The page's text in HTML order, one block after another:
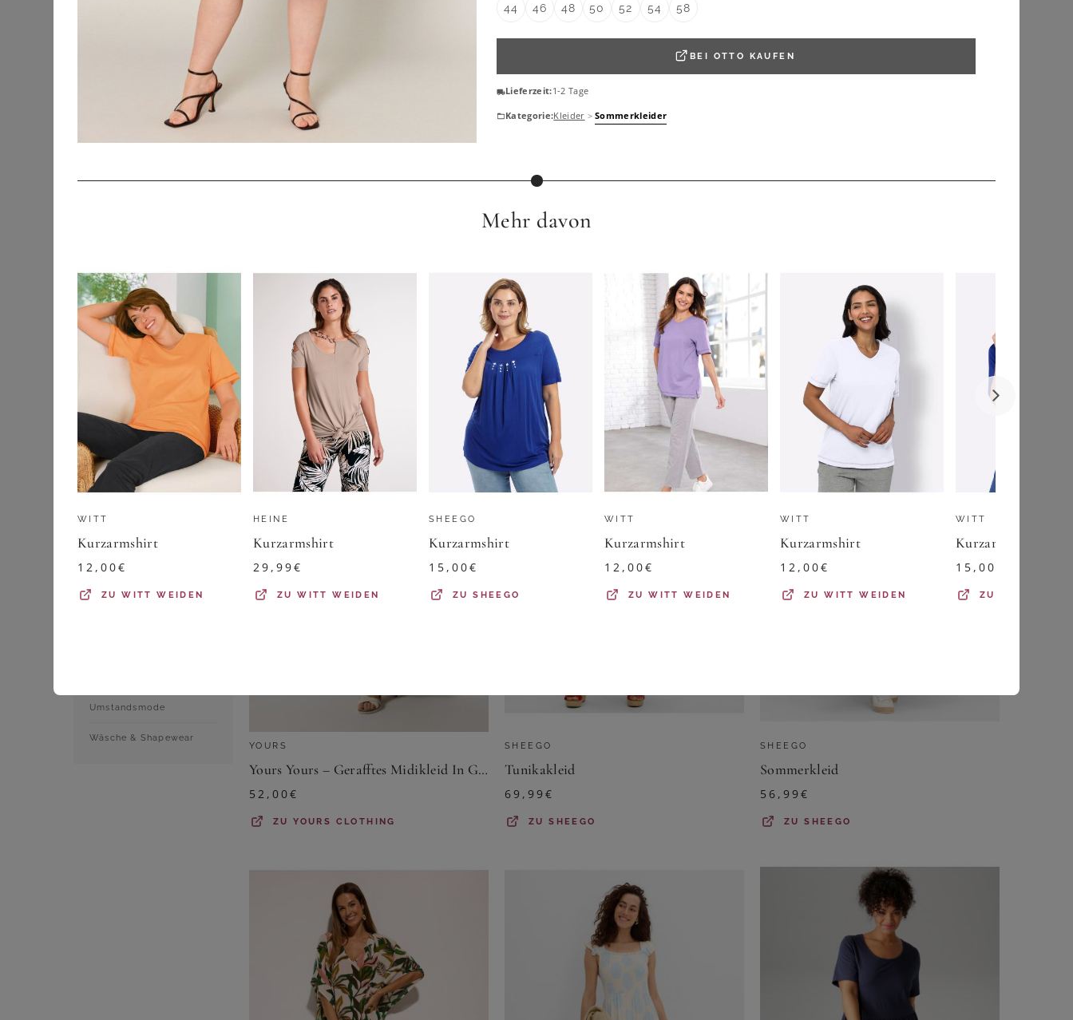
Kleider
Maxikleider
Midikleider
Sommerkleider
Strick- &
Jerseykleider
Wickelkleider
Outdoorbekleidung
Pullover & Strick
Röcke
Umstandsmode
Wäsche & Shapewear
ATELIER GOLDNER
Kleid
30,99
ZUBONPRIX YOURS CLOTHING
YOURS
Yours Yours – Gerafftes Midikleid In Grün Mit Blumenmustersize 48
52,00€
ZUYOURS CLOTHING
SHEEGO
Tunikakleid
69,99€
ZUSHEEGO
SHEEGO
Sommerkleid
56,99€
ZUSHEEGO
44 46 48 50 52 54 58
BEI OTTO KAUFEN
Lieferzeit:1-2 Tage
Kategorie:Kleider > Sommerkleider
Mehr davon
WITT
Kurzarmshirt
12,00€
ZUWITT WEIDEN
HEINE
Kurzarmshirt
29,99€
ZUWITT WEIDEN
SHEEGO
Kurzarmshirt
15,00€
ZUSHEEGO
WITT
Kurzarmshirt
12,00€
ZUWITT WEIDEN
WITT
Kurzarmshirt
12,00€
ZUWITT WEIDEN
WITT
Kurzarmshirt
15,00
ZU